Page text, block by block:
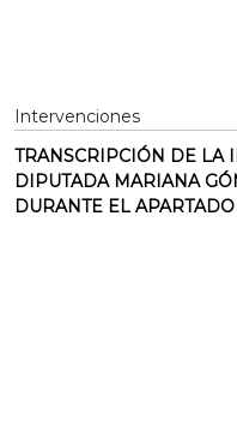
Intervenciones
TRANSCRIPCIÓN DE LA
DIPUTADA MARIANA
DURANTE EL APARTADO